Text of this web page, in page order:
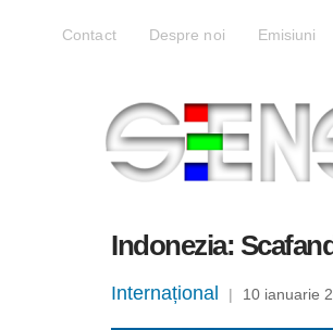
Contact Despre noi Emisiuni
Indonezia:
Internațional | 10 ianuarie